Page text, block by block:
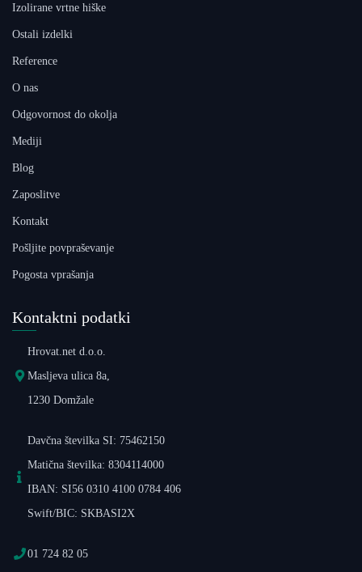
Izolirane vrtne hiške
Ostali izdelki
Reference
O nas
Odgovornost do okolja
Mediji
Blog
Zaposlitve
Kontakt
Pošljite povpraševanje
Pogosta vprašanja
Kontaktni podatki
Hrovat.net d.o.o.
Masljeva ulica 8a,
1230 Domžale
Davčna številka SI: 75462150
Matična številka: 8304114000
IBAN: SI56 0310 4100 0784 406
Swift/BIC: SKBASI2X
01 724 82 05